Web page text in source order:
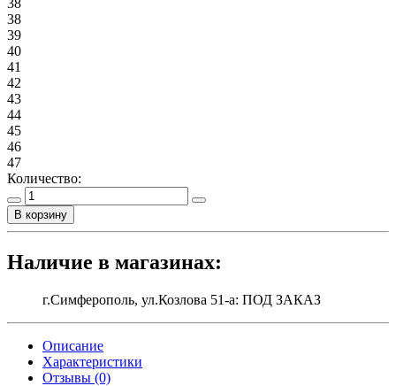
38
38
39
40
41
42
43
44
45
46
47
Количество:
В корзину
Наличие в магазинах:
г.Симферополь, ул.Козлова 51-а: ПОД ЗАКАЗ
Описание
Характеристики
Отзывы (0)